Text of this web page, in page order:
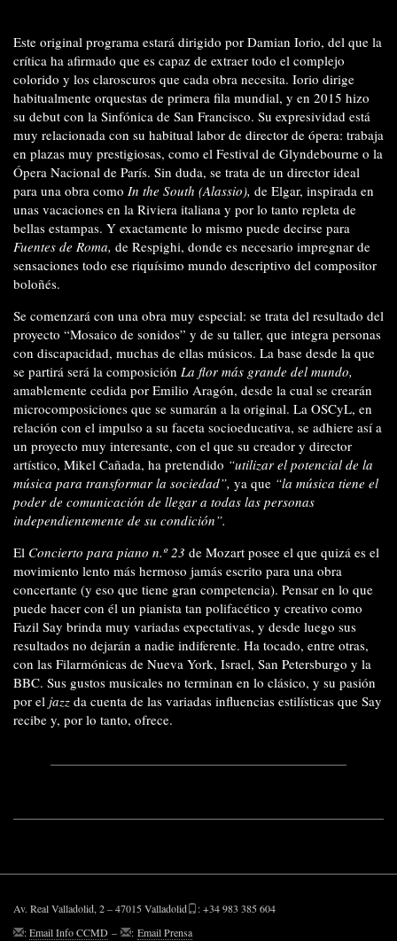
Este original programa estará dirigido por Damian Iorio, del que la
crítica ha afirmado que es capaz de extraer todo el complejo
colorido y los claroscuros que cada obra necesita. Iorio dirige
habitualmente orquestas de primera fila mundial, y en 2015 hizo
su debut con la Sinfónica de San Francisco. Su expresividad está
muy relacionada con su habitual labor de director de ópera: trabaja
en plazas muy prestigiosas, como el Festival de Glyndebourne o la
Ópera Nacional de París. Sin duda, se trata de un director ideal
para una obra como In the South (Alassio), de Elgar, inspirada en
unas vacaciones en la Riviera italiana y por lo tanto repleta de
bellas estampas. Y exactamente lo mismo puede decirse para
Fuentes de Roma, de Respighi, donde es necesario impregnar de
sensaciones todo ese riquísimo mundo descriptivo del compositor
boloñés.
Se comenzará con una obra muy especial: se trata del resultado del
proyecto “Mosaico de sonidos” y de su taller, que integra personas
con discapacidad, muchas de ellas músicos. La base desde la que
se partirá será la composición La flor más grande del mundo,
amablemente cedida por Emilio Aragón, desde la cual se crearán
microcomposiciones que se sumarán a la original. La OSCyL, en
relación con el impulso a su faceta socioeducativa, se adhiere así a
un proyecto muy interesante, con el que su creador y director
artístico, Mikel Cañada, ha pretendido “utilizar el potencial de la
música para transformar la sociedad”, ya que “la música tiene el
poder de comunicación de llegar a todas las personas
independientemente de su condición”.
El Concierto para piano n.º 23 de Mozart posee el que quizá es el
movimiento lento más hermoso jamás escrito para una obra
concertante (y eso que tiene gran competencia). Pensar en lo que
puede hacer con él un pianista tan polifacético y creativo como
Fazil Say brinda muy variadas expectativas, y desde luego sus
resultados no dejarán a nadie indiferente. Ha tocado, entre otras,
con las Filarmónicas de Nueva York, Israel, San Petersburgo y la
BBC. Sus gustos musicales no terminan en lo clásico, y su pasión
por el jazz da cuenta de las variadas influencias estilísticas que Say
recibe y, por lo tanto, ofrece.
Av. Real Valladolid, 2 – 47015 Valladolid
: +34 983 385 604
:Email Info CCMD – : Email Prensa